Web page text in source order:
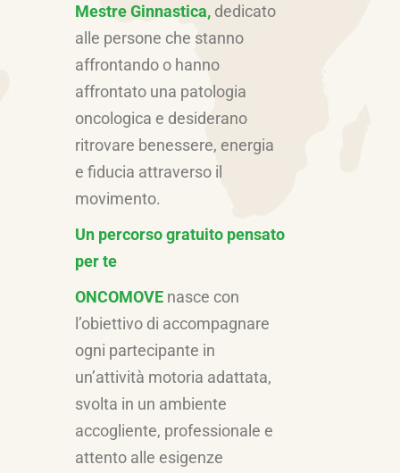
Mestre Ginnastica, dedicato
alle persone che stanno
affrontando o hanno
affrontato una patologia
oncologica e desiderano
ritrovare benessere, energia
e fiducia attraverso il
movimento.
Un percorso gratuito pensato
per te
ONCOMOVE nasce con
l’obiettivo di accompagnare
ogni partecipante in
un’attività motoria adattata,
svolta in un ambiente
accogliente, professionale e
attento alle esigenze